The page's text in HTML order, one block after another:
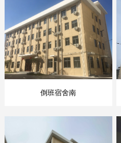
倒班宿舍南